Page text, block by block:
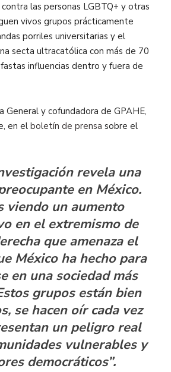
las personas LGBTQ+ y otras
vivos grupos prácticamente
porriles universitarias y el
secta ultracatólica con más de 70
influencias dentro y fuera de
General y cofundadora de GPAHE,
en el boletín de prensa sobre el
revela una
en México.
viendo un aumento
en el extremismo de
que amenaza el
México ha hecho para
en una sociedad más
grupos están bien
se hacen oír cada vez
un peligro real
vulnerables y
democráticos”.